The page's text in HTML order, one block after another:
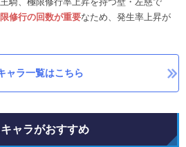
修行の回数が重要なため、発生率上昇が
ャラ一覧はこちら
ャラがおすすめ